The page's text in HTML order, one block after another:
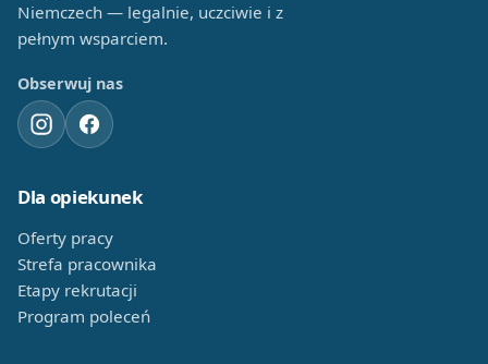
Niemczech — legalnie, uczciwie i z
pełnym wsparciem.
Obserwuj nas
Dla opiekunek
Oferty pracy
Strefa pracownika
Etapy rekrutacji
Program poleceń